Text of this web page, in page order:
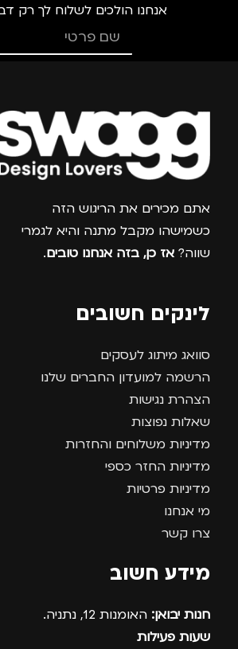
,חיילים ,טיולים ,
אנחנו הולכים לשלוח לך רק
צרפו
אתם מכירים את הריגוש הזה
כשמישהו מקבל מתנה והיא לגמרי
שווה? אז כן, בזה אנחנו טובים.
לינקים חשובים
סוואג מיתוג לעסקים
הרשמה למועדון החברים שלנו
הצהרת נגישות
שאלות נפוצות
מדיניות משלוחים והחזרות
מדיניות החזר כספי
מדיניות פרטיות
מי אנחנו
צרו קשר
מידע חשוב
חנות יבואן: האומנות 12, נתניה.
שעות פעילות